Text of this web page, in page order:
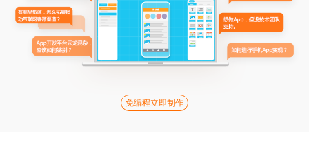
免编程立即制作